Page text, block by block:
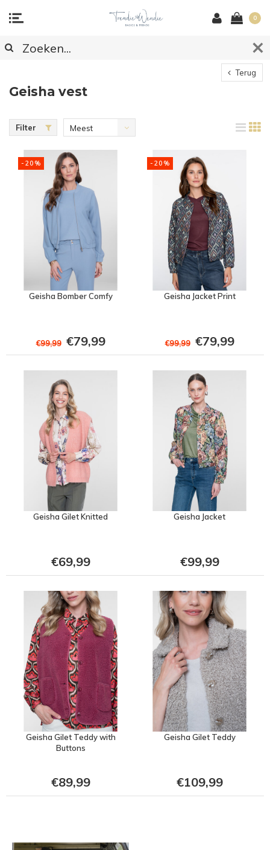
0
Terug
Geisha vest
Filter
Meest
-20%
Geisha Bomber Comfy
€99,99 €79,99
-20%
Geisha Jacket Print
€99,99 €79,99
Geisha Gilet Knitted
€69,99
Geisha Jacket
€99,99
Geisha Gilet Teddy with
Buttons
€89,99
Geisha Gilet Teddy
€109,99